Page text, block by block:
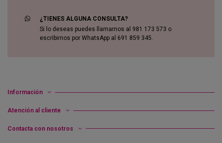
¿TIENES ALGUNA CONSULTA?
Si lo deseas puedes llamarnos al 981 173 573 o
escribirnos por WhatsApp al 691 859 345.
Información
Atención al cliente
Contacta con nosotros